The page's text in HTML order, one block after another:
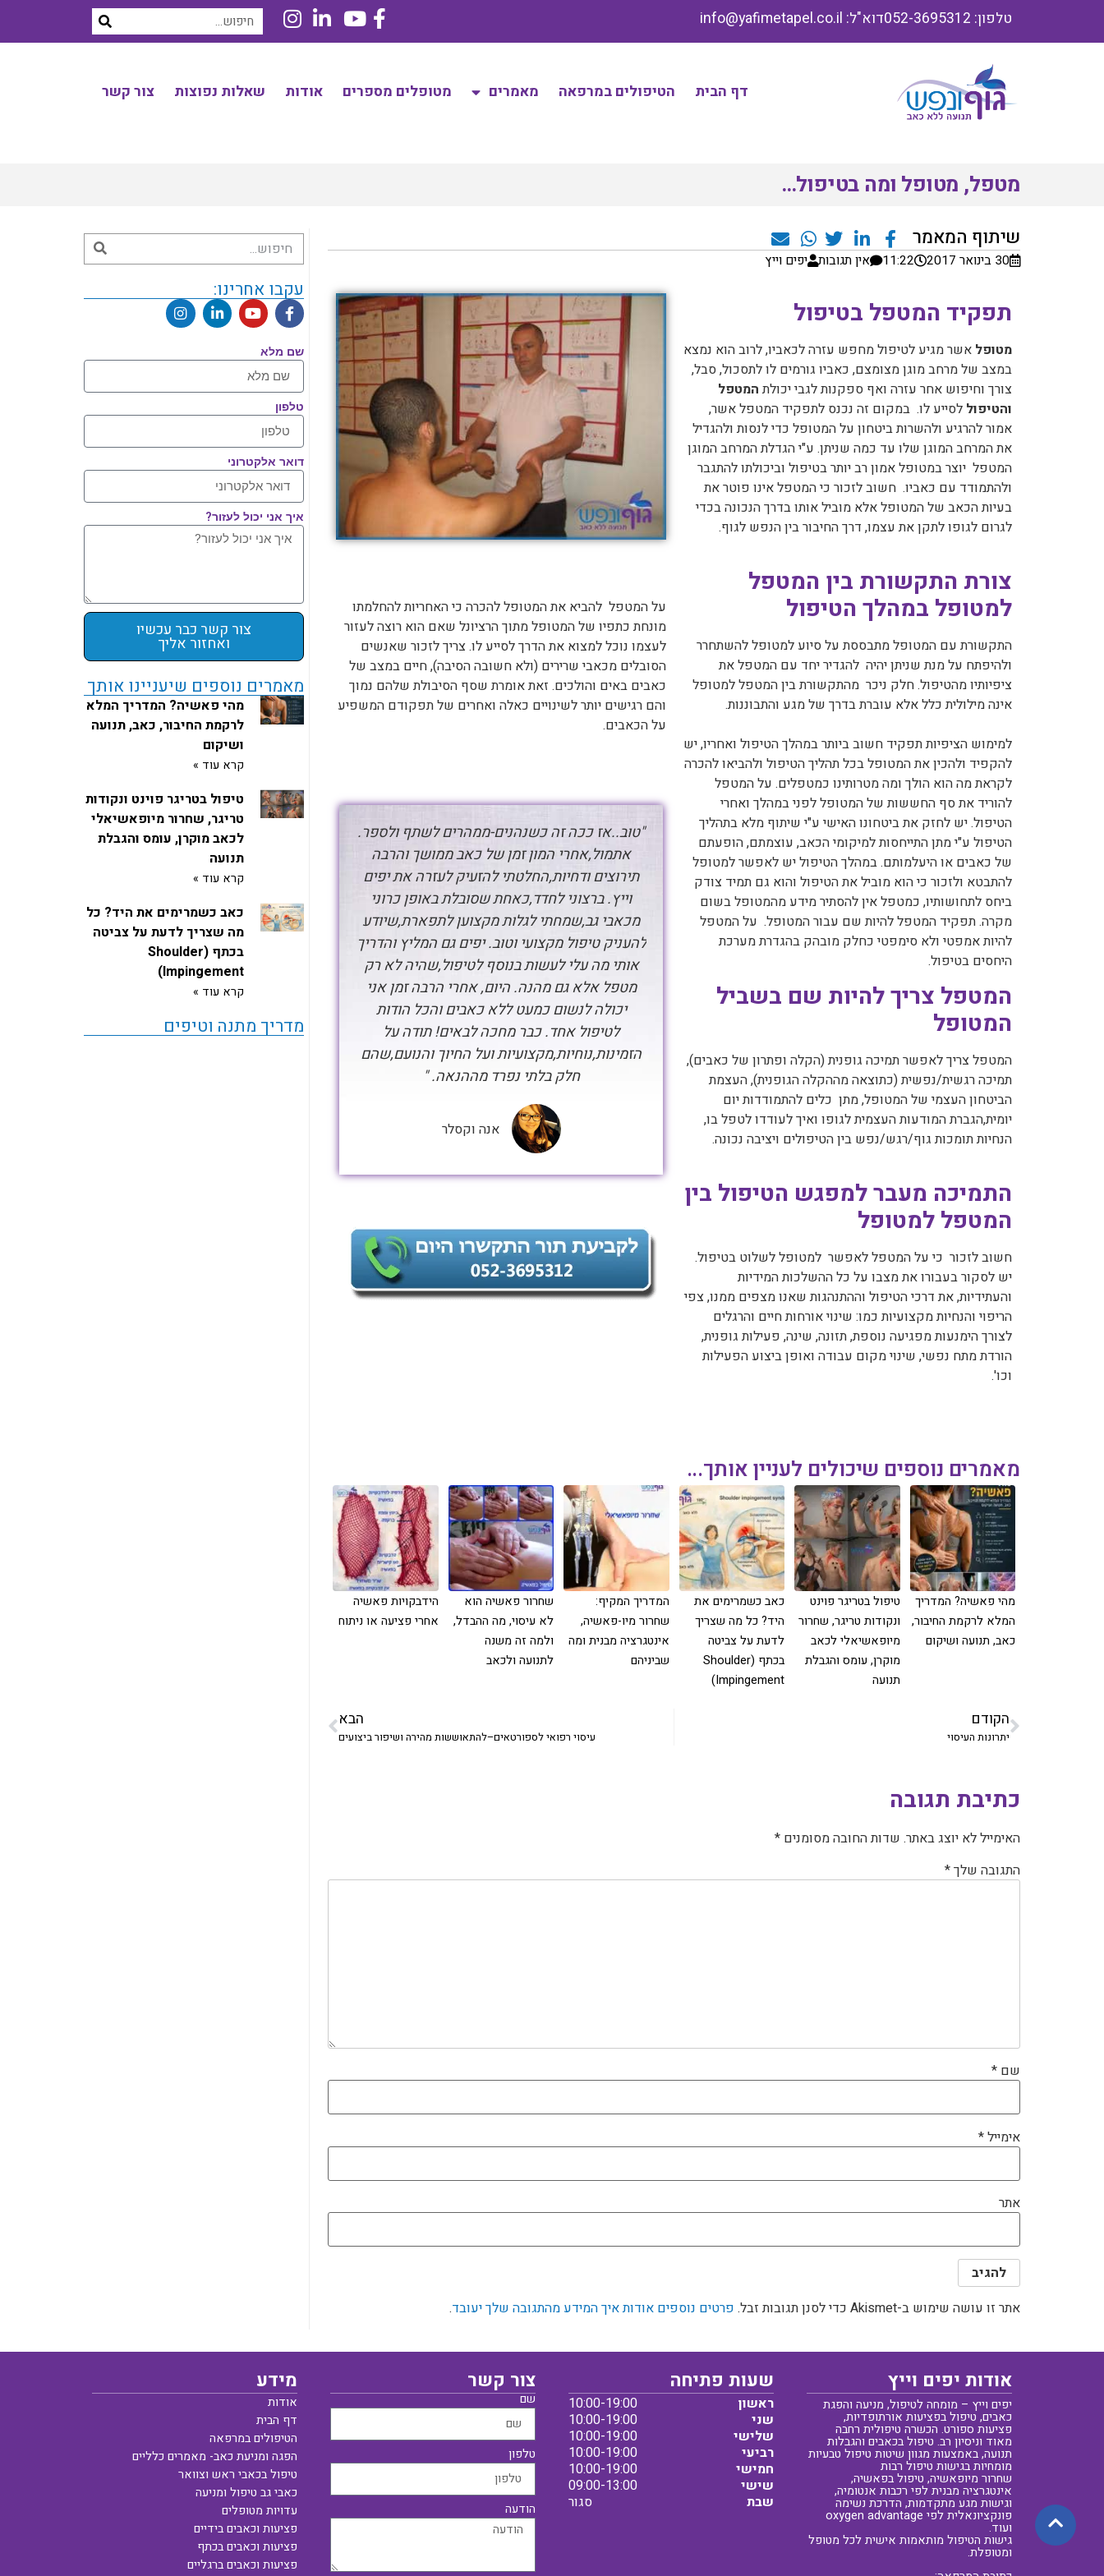
טלפון: 052-3695312 דוא"ל: info@yafimetapel.co.il
דף הבית הטיפולים במרפאה מאמרים מטופלים מספרים אודות שאלות נפוצות צור קשר
מטפל, מטופל ומה בטיפול…
שיתוף המאמר
30 בינואר 2017 11:22 אין תגובות יפים וייץ
תפקיד המטפל בטיפול
מטופל אשר מגיע לטיפול מחפש עזרה לכאביו, לרוב הוא נמצא
במצב של מרחב מוגן מצומצם, כאביו גורמים לו לתסכול, סבל,
צורך וחיפוש אחר עזרה ואף ספקנות לגבי יכולתהמטפל
והטיפול לסייע לו. במקום זה נכנס לתפקיד המטפל אשר,
אמור להרגיע ולהשרות ביטחון על המטופל כדי לנסות ולהגדיל
את המרחב המוגן שלו עד כמה שניתן. ע"י הגדלת המרחב המוגן
המטפל יוצר במטופל אמון רב יותר בטיפול וביכולתו להתגבר
ולהתמודד עם כאביו. חשוב לזכור כי המטפל אינו פוטר את
בעיות הכאב של המטופל אלא מוביל אותו בדרך הנכונה בכדי
לגרום לגופו לתקן את עצמו, דרך החיבור בין הנפש לגוף.
צורת התקשורת בין המטפל
למטופל במהלך הטיפול
התקשורת עם המטופל מתבססת על סיוע למטופל להשתחרר
ולהיפתח על מנת שניתן יהיה להגדיר יחד עם המטפל את
ציפיותיו מהטיפול. חלק ניכר מהתקשורת בין המטפל למטופל
אינה מילולית כלל אלא עוברת בדרך של מגע והתבוננות.
למימוש הציפיות תפקיד חשוב ביותר במהלך הטיפול ואחריו, יש
להקפיד ולהכין את המטופל בכל תהליך הטיפול ולהביאו להכרה
לקראת מה הוא הולך ומה מטרותינו כמטפלים. על המטפל
להוריד את סף החששות של המטופל לפני במהלך ואחרי
הטיפול. יש לחזק את ביטחונו האישי ע"י שיתוף מלא בתהליך
הטיפול ע"י מתן התייחסות למיקומי הכאב, עוצמתם, הופעתם
של כאבים או היעלמותם. במהלך הטיפול יש לאפשר למטופל
להתבטא ולזכור כי הוא מוביל את הטיפול והוא גם תמיד צודק
ביחס לתחושותיו, כמטפל אין להסתיר מידע מהמטופל בשום
מקרה. תפקיד המטפל להיות שם עבור המטופל. על המטפל
להיות אמפטי ולא סימפטי כחלק מובהק בהגדרת מערכת
היחסים בטיפול.
המטפל צריך להיות שם בשביל
המטופל
המטפל צריך לאפשר תמיכה גופנית (הקלה ופתרון של כאבים),
תמיכה רגשית/נפשית (כתוצאה מההקלה הגופנית), העצמת
הביטחון העצמי של המטופל, מתן כלים להתמודדות יום
יומית,הגברת המודעות העצמית לגופו ואיך לעודדו לטפל בו,
הנחיות תומכות גוף/רגש/נפש בין הטיפולים ויציבה נכונה.
התמיכה מעבר למפגש הטיפול בין
המטפל למטופל
חשוב לזכור כי על המטפל לאפשר למטופל לשלוט בטיפול.
יש לסקור בעבורו את מצבו על כל ההשלכות המידיות
והעתידיות, את דרכי הטיפול וההתנהגות שאנו מצפים ממנו, צפי
הריפוי והנחיות מקצועיות כמו: שינוי אורחות חיים והרגלים
לצורך הימנעות מפגיעה נוספת, תזונה, שינה, פעילות גופנית,
הורדת מתח נפשי, שינוי מקום עבודה ואופן ביצוע הפעילות
וכו'.
על המטפל להביא את המטופל להכרה כי האחריות להחלמתו
מונחת כתפיו של המטופל מתוך הרציונל שאם הוא רוצה לעזור
לעצמו נוכל למצוא את הדרך לסייע לו. צריך לזכור שאנשים
הסובלים מכאבי שרירים (ולא חשובה הסיבה), חיים במצב של
כאבים באים והולכים. זאת אומרת שסף הסיבולת שלהם נמוך
והם רגישים יותר לשינויים כאלה ואחרים של תפקודם המשפיע
על הכאבים.
"טוב..אז ככה זה כשנהנים-ממהרים לשתף ולספר.
אתמול,אחרי המון זמן של כאב ממושך והרבה
תירוצים ודחיות,החלטתי להזעיק לעזרה את יפים
וייץ. ברצוני לחדד,כאחת שסובלת באופן כרוני
מכאבי גב,שמחתי לגלות מקצוען לתפארת,שיודע
להעניק טיפול מקצועי וטוב. יפים גם המליץ והדריך
אותי מה עלי לעשות בנוסף לטיפול,שהיה לא רק
מטפל אלא גם מהנה. היום, אחרי הרבה זמן אני
יכולה לנשום כמעט ללא כאבים והכל הודות
לטיפול אחד. כבר מחכה לבאים! תודה על
הזמינות,נוחיות,מקצועיות ועל החיוך והנועם,שהם
חלק בלתי נפרד מההנאה. "
אנה וקסלר
מאמרים נוספים שיכולים לעניין אותך...
מהי פאשיה? המדריך
המלא לרקמת החיבור,
כאב, תנועה ושיקום
‏טיפול בטריגר פוינט
ונקודות טריגר, שחרור
מיופאשיאלי לכאב
מוקרן, עומס והגבלת
תנועה
כאב כשמרימים את
היד? כל מה שצריך
לדעת על צביטה
בכתף (Shoulder
Impingement)
המדריך המקיף:
שחרור מיו-פאשיה,
אינטגרציה מבנית ומה
שביניהם
‏שחרור פאשיה הוא
לא עיסוי, מה ההבדל,
ולמה זה משנה
לתנועה ולכאב
‏הידבקויות פאשיה
אחרי פציעה או ניתוח
הקודם
יתרונות העיסוי
הבא
עיסוי רפואי לספורטאים–להתאוששות מהירה ושיפור ביצועים
כתיבת תגובה
האימייל לא יוצג באתר. שדות החובה מסומנים *
התגובה שלך*
שם *
אימייל*
אתר
אתר זו עושה שימוש ב-Akismet כדי לסנן תגובות זבל. פרטים נוספים אודות איך המידע מהתגובה שלך יעובד.
עקבו אחרינו:
שם מלא
טלפון
דואר אלקטרוני
איך אני יכול לעזור?
צור קשר כבר עכשיו
ואחזור אליך
מאמרים נוספים שיעניינו אותך
מהי פאשיה? המדריך המלא
לרקמת החיבור, כאב, תנועה
ושיקום
קרא עוד »
‏טיפול בטריגר פוינט ונקודות
טריגר, שחרור מיופאשיאלי
לכאב מוקרן, עומס והגבלת
תנועה
קרא עוד »
כאב כשמרימים את היד? כל
מה שצריך לדעת על צביטה
בכתף (Shoulder
Impingement)
קרא עוד »
מדריך מתנה וטיפים
אודות יפים וייץ
יפים וייץ – מומחה לטיפול, מניעה והפגת
כאבים, טיפול בפציעות אורתופדיות,
פציעות ספורט. הכשרה טיפולית רחבה
מאוד וניסיון רב. טיפול בכאבים והגבלות
תנועה, באמצעות מגוון שיטות טיפול טבעיות
מומחיות בגישות טיפול רבות
שחרור מיופאשיה, טיפול בפאשיה,
אינטגרציה מבנית לפי רכבות אנטומיה,
וגישות מגע מתקדמות, הדרכת נשימה
פונקציונאלית לפי oxygen advantage
ועוד.
גישות הטיפול מותאמות אישית לכל מטופל
ומטופלת.
שעות פתיחה
ראשון
10:00-19:00
שני
10:00-19:00
שלישי
10:00-19:00
רביעי
10:00-19:00
חמישי
10:00-19:00
שישי
09:00-13:00
שבת
סגור
צור קשר
שם
טלפון
הודעה
מידע
אודות
דף הבית
הטיפולים במרפאה
הפגה ומניעת כאב- מאמרים כלליים
טיפול בכאבי ראש וצוואר
כאבי גב טיפול ומניעה
עדויות מטופלים
פציעות וכאבים בידיים
פציעות וכאבים בכתף
פציעות וכאבים ברגליים